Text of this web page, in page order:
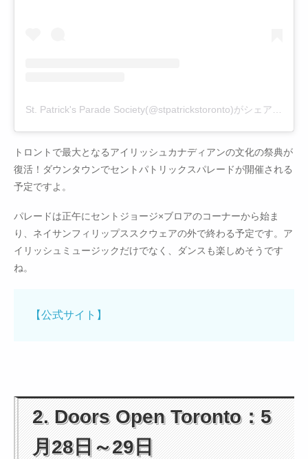
トロントで最大となるアイリッシュカナディアンの文化の祭典が
復活！ダウンタウンでセントパトリックスパレードが開催される
予定ですよ。
パレードは正午にセントジョージ×ブロアのコーナーから始ま
り、ネイサンフィリップススクウェアの外で終わる予定です。ア
イリッシュミュージックだけでなく、ダンスも楽しめそうです
ね。
【公式サイト】
2. Doors Open Toronto：5
月28日～29日